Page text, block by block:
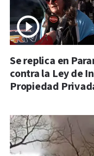
Se replica en
contra la Ley de
Propiedad